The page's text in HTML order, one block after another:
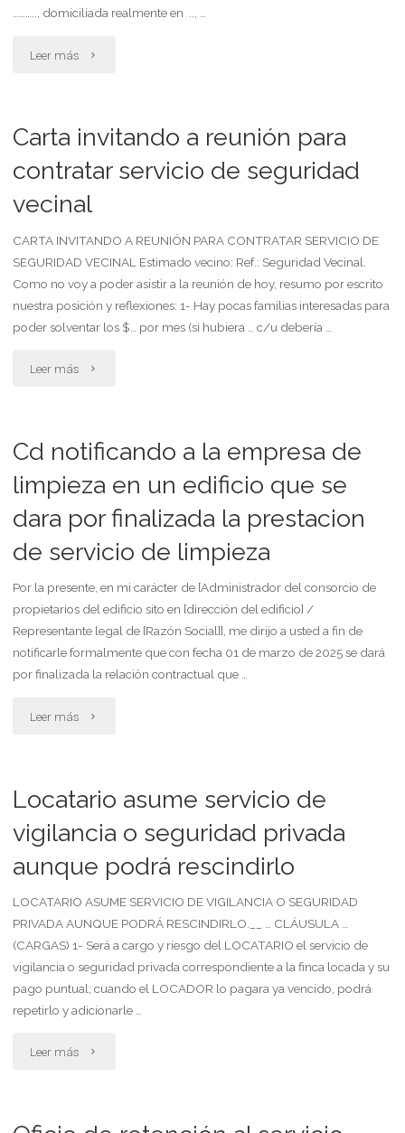
……….., domiciliada realmente en .., …
Leer más "Amparo
suspensión
del
servicio
de
agua
potable.
Carta invitando a reunión para
contratar servicio de seguridad
vecinal
CARTA INVITANDO A REUNIÓN PARA CONTRATAR SERVICIO DE
SEGURIDAD VECINAL Estimado vecino: Ref.: Seguridad Vecinal.
Como no voy a poder asistir a la reunión de hoy, resumo por escrito
nuestra posición y reflexiones: 1- Hay pocas familias interesadas para
poder solventar los $… por mes (si hubiera … c/u debería …
Leer más "Carta
para
contratar
servicio
seguridad
Cd notificando a la empresa de
limpieza en un edificio que se
dara por finalizada la prestacion
de servicio de limpieza
Por la presente, en mi carácter de [Administrador del consorcio de
propietarios del edificio sito en [dirección del edificio] /
Representante legal de [Razón Social]], me dirijo a usted a fin de
notificarle formalmente que con fecha 01 de marzo de 2025 se dará
por finalizada la relación contractual que …
Leer más "Cd
empresa
de
limpieza
en
un
Locatario asume servicio de
vigilancia o seguridad privada
aunque podrá rescindirlo
LOCATARIO ASUME SERVICIO DE VIGILANCIA O SEGURIDAD
PRIVADA AUNQUE PODRÁ RESCINDIRLO.__ … CLÁUSULA …
(CARGAS) 1- Será a cargo y riesgo del LOCATARIO el servicio de
vigilancia o seguridad privada correspondiente a la finca locada y su
pago puntual; cuando el LOCADOR lo pagara ya vencido, podrá
repetirlo y adicionarle …
Leer más "Locatario
servicio